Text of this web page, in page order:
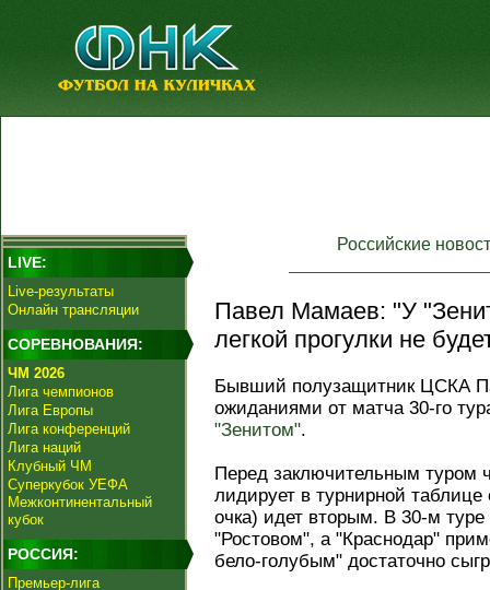
LIVE:
Live-результаты
Онлайн трансляции
СОРЕВНОВАНИЯ:
ЧМ 2026
Лига чемпионов
Лига Европы
Лига конференций
Лига наций
Клубный ЧМ
Суперкубок УЕФА
Межконтинентальный
кубок
РОССИЯ:
Премьер-лига
Российские
Павел Мамаев: "У
легкой прогулки не
Бывший полузащитник ЦСКА
ожиданиями от матча 30-го
"Зенитом".
Перед заключительным туром
лидирует в турнирной
очка) идет вторым. В 30-м туре
"Ростовом", а "Краснодар"
бело-голубым" достаточно